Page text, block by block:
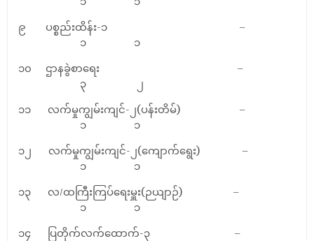
၉ ပစ္စည်းထိန်း-၁ –
၁ ၁
၁၀ ဌာနခွဲစာရေး –
၃ ၂
၁၁ လက်မှုကျွမ်းကျင်-၂(ပန်းတိမ်) –
၁ ၁
၁၂ လက်မှုကျွမ်းကျင်-၂(ကျောက်ရွေး) –
၁ ၁
၁၃ လ/ထကြီးကြပ်ရေးမှူး(ဉယျာဉ်) –
၁ ၁
၁၄ ပြတိုက်လက်ထောက်-၃ –